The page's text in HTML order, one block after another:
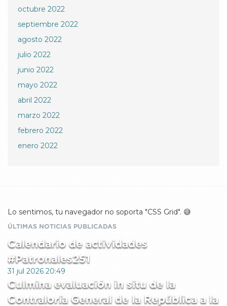
octubre 2022
septiembre 2022
agosto 2022
julio 2022
junio 2022
mayo 2022
abril 2022
marzo 2022
febrero 2022
enero 2022
Lo sentimos, tu navegador no soporta "CSS Grid". 😅
ÚLTIMAS NOTICIAS PUBLICADAS
Calendario de actividades
#Patronales251
31 jul 2026 20:49
Culmina evaluación in situ de la
Contraloría General de la República a la